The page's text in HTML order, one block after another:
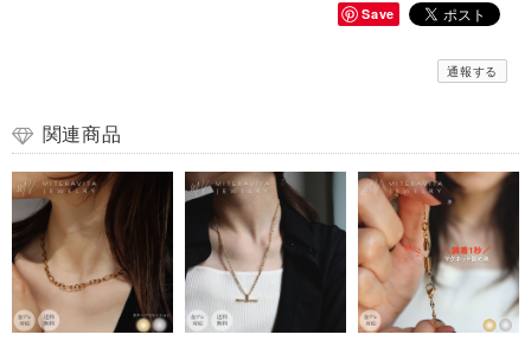
Save
通報する
関連商品